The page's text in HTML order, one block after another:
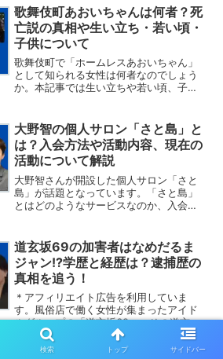
になってきています。そんな渡邉優樹容
疑者はどんな生い立ちなの...
歌舞伎町あおいちゃんは何者？死
亡説の真相や生い立ち・若い頃・
子供について
歌舞伎町で「ホームレスあおいちゃん」
として知られる女性は何者なのでしょう
か。本記事では生い立ちや若い頃、子供
いて最新情報をもとに解説します。
大野智の個人サロン「さと島」と
は？入会方法や活動内容、現在の
活動について解説
大野智さんが開設した個人サロン「さと
島」が話題となっています。「さと島」
とはどのようなサービスなのか、入会方
かりやすく解説します。
道玄坂69の加害者はなめだるま
ジャン!?学歴と経歴は？逮捕歴の
真相を追う！
＊アフィリエイト広告を利用していま
す。風俗店で働く女性が集まったアイド
ルグループの「道玄坂69」。その道玄坂
69のメンバーが、薬物使用による性被害
を告発し、世間の注目を集めています。
検索 トップ サイドバー